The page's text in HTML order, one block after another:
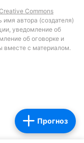
Прогноз
Commons
автора (создателя)
уведомление об
об оговорке и
вместе с материалом.